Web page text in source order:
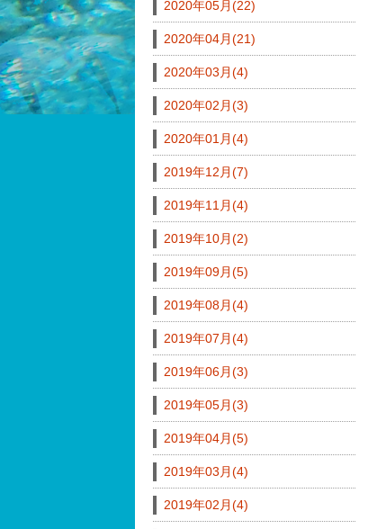
2020年05月(22)
2020年04月(21)
2020年03月(4)
2020年02月(3)
2020年01月(4)
2019年12月(7)
2019年11月(4)
2019年10月(2)
2019年09月(5)
2019年08月(4)
2019年07月(4)
2019年06月(3)
2019年05月(3)
2019年04月(5)
2019年03月(4)
2019年02月(4)